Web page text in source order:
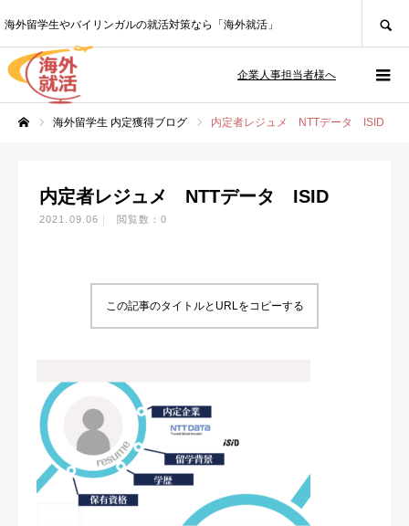
海外留学生やバイリンガルの就活対策なら「海外就活」
企業人事担当者様へ
海外留学生 内定獲得ブログ 内定者レジュメ NTTデータ ISID
内定者レジュメ NTTデータ ISID
2021.09.06 閲覧数：0
この記事のタイトルとURLをコピーする